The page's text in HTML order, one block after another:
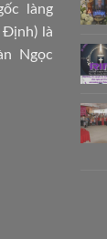
làng
Định) là
Ngọc